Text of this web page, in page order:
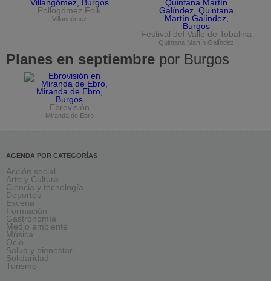
Pollogómez Folk
Villangómez
Festival del Valle de Tobalina
Quintana Martín Galíndez
Planes en septiembre por Burgos
Ebrovisión
Miranda de Ebro
AGENDA POR CATEGORÍAS
Acción social
Arte y Cultura
Ciencia y tecnología
Deportes
Escena
Formación
Gastronomía
Medio ambiente
Música
Ocio
Salud y bienestar
Solidaridad
Turismo